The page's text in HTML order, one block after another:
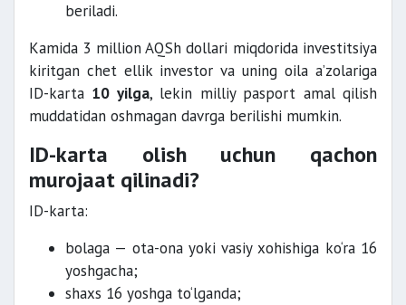
beriladi.
Kamida 3 million AQSh dollari miqdorida investitsiya
kiritgan chet ellik investor va uning oila a’zolariga
ID-karta 10 yilga, lekin milliy pasport amal qilish
muddatidan oshmagan davrga berilishi mumkin.
ID-karta olish uchun qachon
murojaat qilinadi?
ID-karta:
bolaga — ota-ona yoki vasiy xohishiga ko‘ra 16
yoshgacha;
shaxs 16 yoshga to‘lganda;